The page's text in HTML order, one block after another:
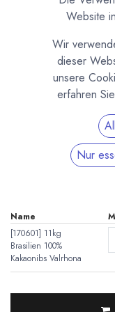
Kakaonibs
(0 Rezension)
Geröstete Kakaonibs
Name
[170601] 11kg
Brasilien 100%
Kakaonibs Valrhona
Website
Wir
dieser
unsere
erfahren
Nur